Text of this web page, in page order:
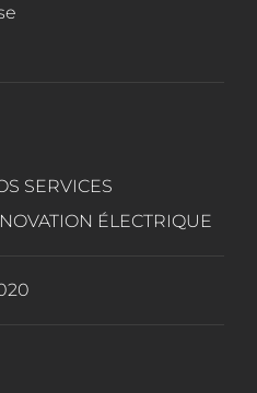
SERVICES
ÉLECTRIQUE